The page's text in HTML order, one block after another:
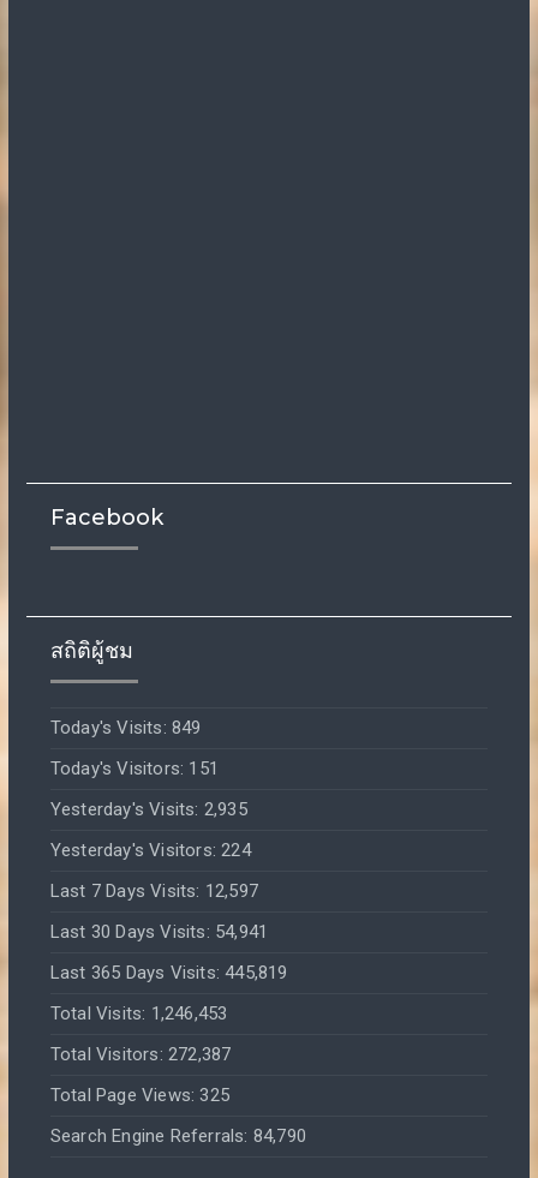
Facebook
สถิติผู้ชม
Today's Visits: 849
Today's Visitors: 151
Yesterday's Visits: 2,935
Yesterday's Visitors:224
Last 7 Days Visits: 12,597
Last 30 Days Visits: 54,941
Last 365 Days Visits:445,819
Total Visits: 1,246,453
Total Visitors: 272,387
Total Page Views:325
Search Engine Referrals: 84,790